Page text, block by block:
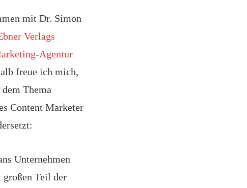
mit Dr. Simon
Verlags
Agentur
freue ich mich,
Thema
Content Marketer
Unternehmen
großen Teil der